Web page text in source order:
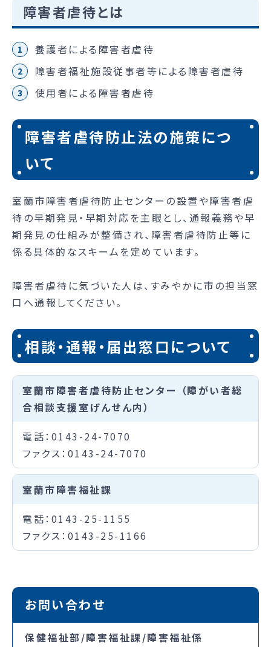
障害者虐待とは
養護者による障害者虐待
障害者福祉施設従事者等による障害者虐待
使用者による障害者虐待
障害者虐待防止法の施策につ
いて
室蘭市障害者虐待防止センターの設置や障害者虐
待の早期発見・早期対応を主眼とし、通報義務や早
期発見の仕組みが整備され、障害者虐待防止等に
係る具体的なスキームを定めています。
障害者虐待に気づいた人は、すみやかに市の担当窓
口へ通報してください。
相談・通報・届出窓口について
室蘭市障害者虐待防止センター （障がい者総
合相談支援室げんせん内）
電話：0143-24-7070
ファクス：0143-24-7070
室蘭市障害福祉課
電話：0143-25-1155
ファクス：0143-25-1166
お問い合わせ
保健福祉部/障害福祉課/障害福祉係